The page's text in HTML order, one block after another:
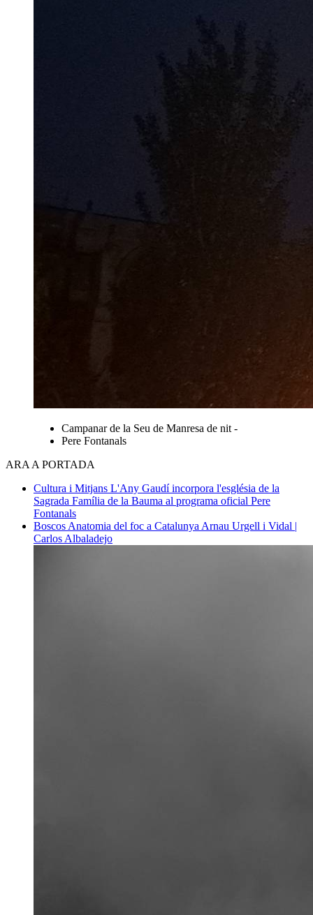
Campanar de la Seu de Manresa de nit -
Pere Fontanals
ARA A PORTADA
Cultura i Mitjans L'Any Gaudí incorpora l'església de la
Sagrada Família de la Bauma al programa oficial Pere
Fontanals
Boscos Anatomia del foc a Catalunya Arnau Urgell i Vidal |
Carlos Albaladejo